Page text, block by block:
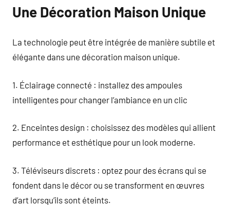
Une Décoration Maison Unique
La technologie peut être intégrée de manière subtile et
élégante dans une décoration maison unique.
1. Éclairage connecté : installez des ampoules
intelligentes pour changer l’ambiance en un clic
2. Enceintes design : choisissez des modèles qui allient
performance et esthétique pour un look moderne.
3. Téléviseurs discrets : optez pour des écrans qui se
fondent dans le décor ou se transforment en œuvres
d’art lorsqu’ils sont éteints.